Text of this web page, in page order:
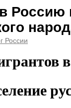
Россию
России